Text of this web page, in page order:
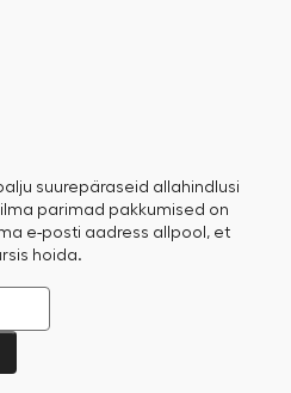
suurepäraseid allahindlusi
parimad pakkumised on
e-posti aadress allpool, et
hoida.